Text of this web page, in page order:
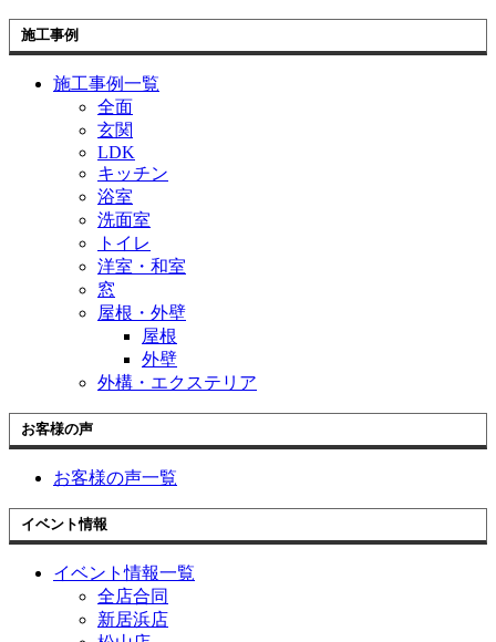
施工事例
施工事例一覧
全面
玄関
LDK
キッチン
浴室
洗面室
トイレ
洋室・和室
窓
屋根・外壁
屋根
外壁
外構・エクステリア
お客様の声
お客様の声一覧
イベント情報
イベント情報一覧
全店合同
新居浜店